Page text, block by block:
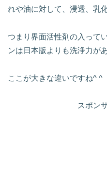
れや油に対して、浸透、乳
つまり界面活性剤の入って
ンは日本版よりも洗浄力が
ここが大きな違いですね^ ^
スポン